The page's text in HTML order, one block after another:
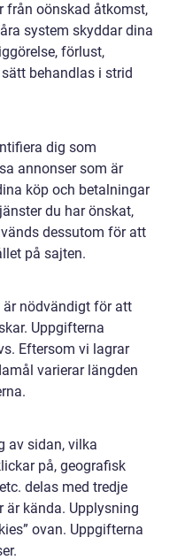
från oönskad åtkomst,
system skyddar dina
förlust,
behandlas i strid
dig som
annonser som är
köp och betalningar
du har önskat,
dessutom för att
på sajten.
är nödvändigt för att
Uppgifterna
Eftersom vi lagrar
varierar längden
av sidan, vilka
på, geografisk
delas med tredje
kända. Upplysning
ovan. Uppgifterna